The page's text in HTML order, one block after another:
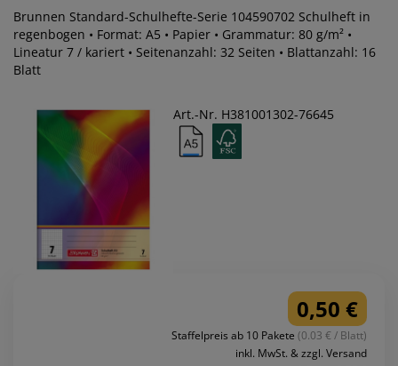
Brunnen Standard-Schulhefte-Serie 104590702 Schulheft in
regenbogen • Format: A5 • Papier • Grammatur: 80 g/m² •
Lineatur 7 / kariert • Seitenanzahl: 32 Seiten • Blattanzahl: 16
Blatt
Art.-Nr. H381001302-76645
0,50 €
Staffelpreis ab 10 Pakete (0.03 € / Blatt)
inkl. MwSt. & zzgl. Versand